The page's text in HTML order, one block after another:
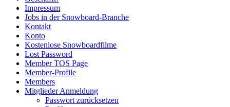
Impressum
Jobs in der Snowboard-Branche
Kontakt
Konto
Kostenlose Snowboardfilme
Lost Password
Member TOS Page
Member-Profile
Members
Mitglieder Anmeldung
Passwort zurücksetzen